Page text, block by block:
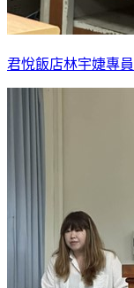
君悅飯店林宇婕專